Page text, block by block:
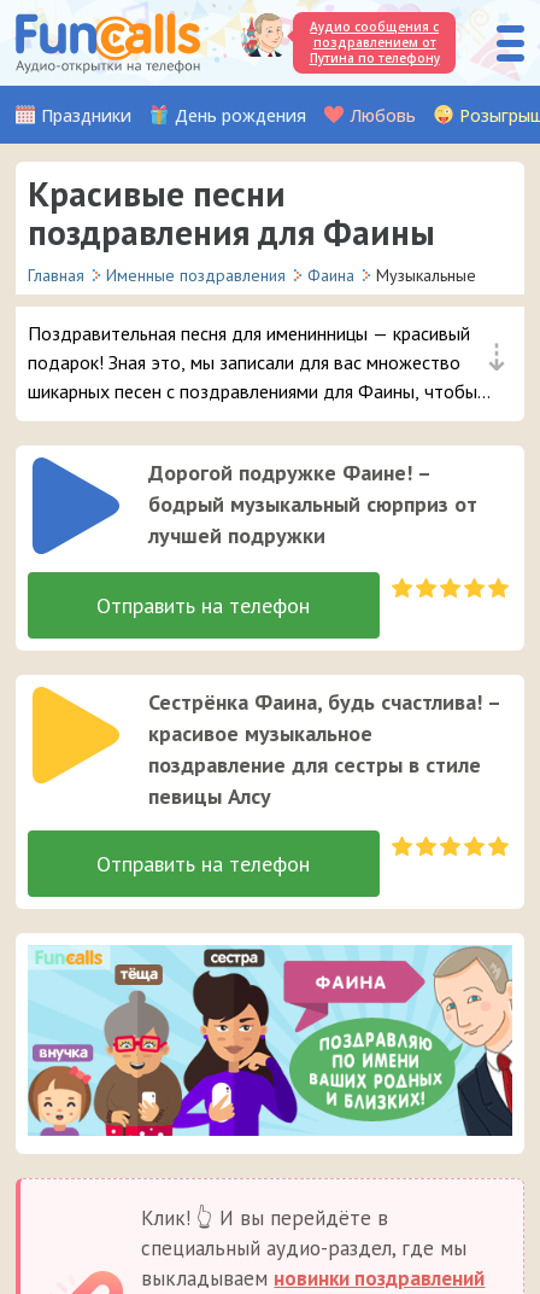
Аудио сообщения с
поздравлением от
Путина по телефону
Праздники День рождения Любовь
Красивые песни
поздравления для Фаины
Главная Именные поздравления Фаина Музыкальные
⇣
Поздравительная песня для именинницы — красивый
подарок! Зная это, мы записали для вас множество
шикарных песен с поздравлениями для Фаины, чтобы
вы могли удивить и порадовать вашу подругу или
знакомую девочку с таким именем в день её рождения.
Дорогой подружке Фаине! –
бодрый музыкальный сюрприз от
лучшей подружки
Сестрёнка Фаина, будь счастлива! –
красивое музыкальное
поздравление для сестры в стиле
певицы Алсу
Клик! 👆 И вы перейдёте в
специальный аудио-раздел, где мы
выкладываем новинки поздравлений